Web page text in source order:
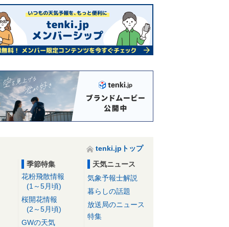
tenki.jpトップ
季節特集
花粉飛散情報
(1～5月頃)
桜開花情報
(2～5月頃)
GWの天気
天気ニュース
気象予報士解説
暮らしの話題
放送局のニュース
特集